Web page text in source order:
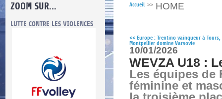
ZOOM SUR...
LUTTE CONTRE LES VIOLENCES MA PETITE SPONSO
Accueil >> HOME
<< Europe : Trentino vainqueur à Tours,
Montpellier domine Varsovie
10/01/2026
WEVZA U18 :
Les équipes de
féminine et